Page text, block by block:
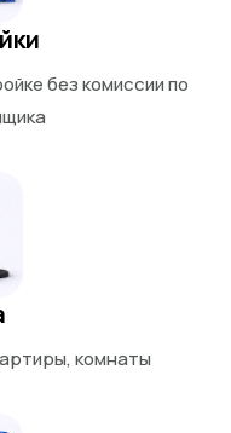
без комиссии по
комнаты